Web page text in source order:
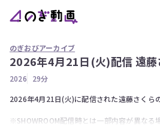
の
動
のぎおびアーカイブ
2026年4月21日(火)配信 遠藤
2026
29分
2026年4月21日(火)に配信された遠藤さくら
※SHOWROOM配信時とは一部内容が異なる